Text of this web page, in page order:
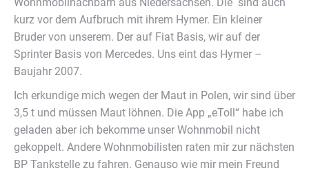
kurz vor dem Aufbruch mit ihrem Hymer. Ein kleiner
Bruder von unserem. Der auf Fiat Basis, wir auf der
Sprinter Basis von Mercedes. Uns eint das Hymer –
Baujahr 2007.
Ich erkundige mich wegen der Maut in Polen, wir sind über
3,5 t und müssen Maut löhnen. Die App „eToll“ habe ich
geladen aber ich bekomme unser Wohnmobil nicht
gekoppelt. Andere Wohnmobilisten raten mir zur nächsten
BP Tankstelle zu fahren. Genauso wie mir mein Freund